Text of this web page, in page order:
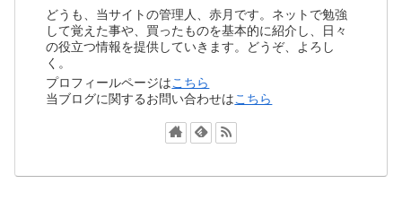
どうも、当サイトの管理人、赤月です。ネットで勉強
して覚えた事や、買ったものを基本的に紹介し、日々
の役立つ情報を提供していきます。どうぞ、よろし
く。
プロフィールページはこちら
当ブログに関するお問い合わせはこちら